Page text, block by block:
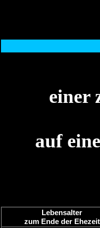
einer
auf
Lebensalter
zum Ende der Ehezeit